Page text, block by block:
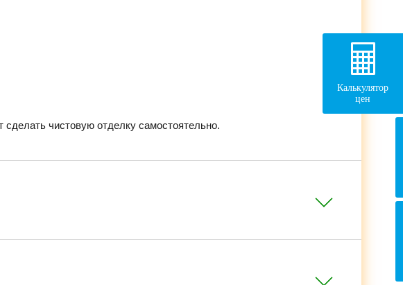
сделать чистовую отделку самостоятельно.
Калькулятор
цен